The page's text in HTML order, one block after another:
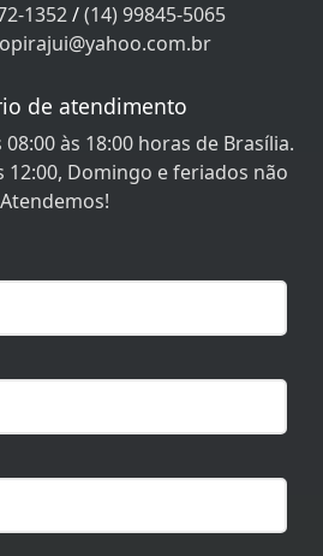
1352/(14) 99845-5065
de atendimento
às 18:00 horas de Brasília.
12:00, Domingo e feriados não
Atendemos!